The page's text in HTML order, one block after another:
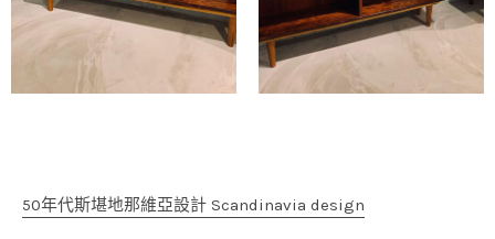
50年代斯堪地那維亞設計 Scandinavia design